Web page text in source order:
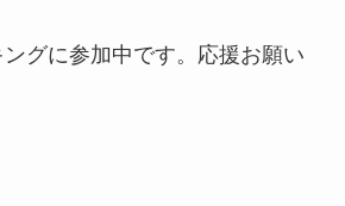
グに参加中です。応援お願い